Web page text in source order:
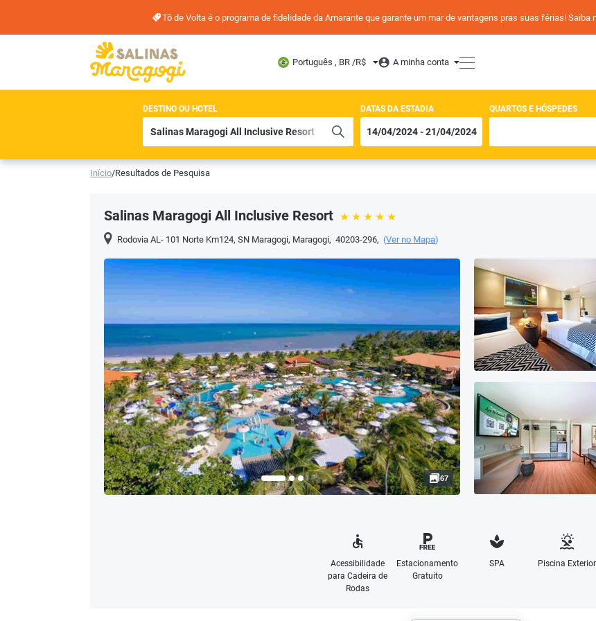
Tô de Volta é o programa de fidelidade da Amarante que garante um mar de vantagens pras suas férias!
Português , BR /R$ A minha conta
DESTINO OU HOTEL DATAS DA ESTADIA QUARTOS E HÓSPEDES
Início/Resultados de Pesquisa
Salinas Maragogi All Inclusive Resort
Rodovia AL- 101 Norte Km124, SN Maragogi, Maragogi, 40203-296, (Ver no Mapa)
67
Acessibilidade
para Cadeira de
Rodas
Estacionamento
Gratuito
SPA Piscina Exterior